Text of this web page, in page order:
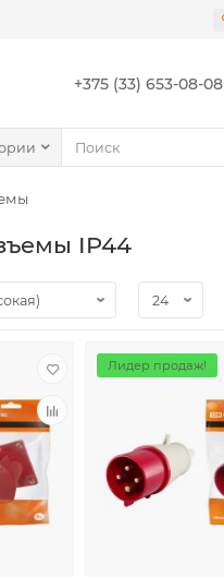
+375 (33) 653-08-08
IP44
Лидер продаж!